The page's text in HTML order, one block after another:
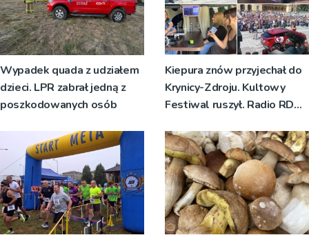
Wypadek quada z udziałem
dzieci. LPR zabrał jedną z
poszkodowanych osób
Kiepura znów przyjechał do
Krynicy-Zdroju. Kultowy
Festiwal ruszył. Radio RDN
[ZDJĘCIA]